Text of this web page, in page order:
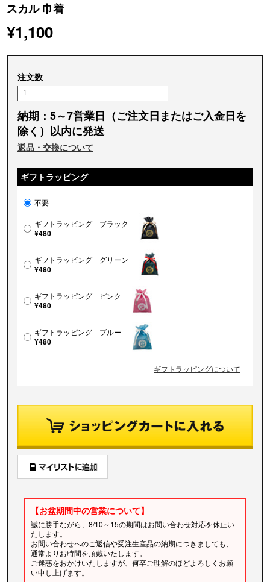
スカル 巾着
¥1,100
注文数
納期：5～7営業日（ご注文日またはご入金日を
除く）以内に発送
返品・交換について
ギフトラッピング
不要
ギフトラッピング ブラック
¥480
ギフトラッピング グリーン
¥480
ギフトラッピング ピンク
¥480
ギフトラッピング ブルー
¥480
ギフトラッピングについて
【お盆期間中の営業について】
誠に勝手ながら、8/10～15の期間はお問い合わせ対応を休止い
たします。
お問い合わせへのご返信や受注生産品の納期につきましても、
通常よりお時間を頂戴いたします。
ご迷惑をおかけいたしますが、何卒ご理解のほどよろしくお願
い申し上げます。